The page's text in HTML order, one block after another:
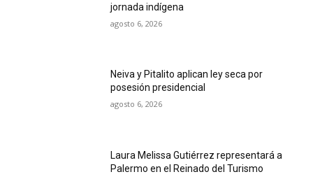
jornada indígena
agosto 6, 2026
Neiva y Pitalito aplican ley seca por
posesión presidencial
agosto 6, 2026
Laura Melissa Gutiérrez representará a
Palermo en el Reinado del Turismo